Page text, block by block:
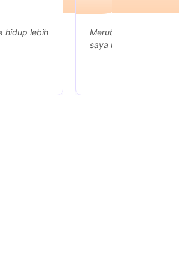
Merubah kebiasaan konvensional
saya memiliki waktu lebih baik